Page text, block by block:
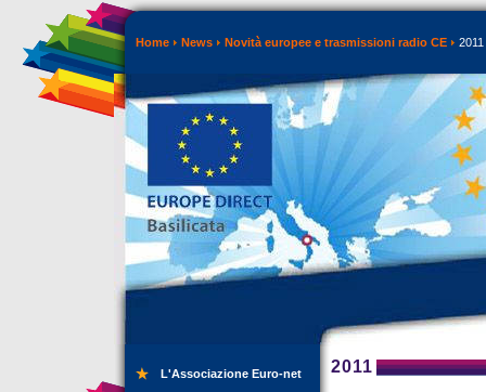
Home News Novità europee e trasmissioni radio CE 2011
L'Associazione Euro-net 2011